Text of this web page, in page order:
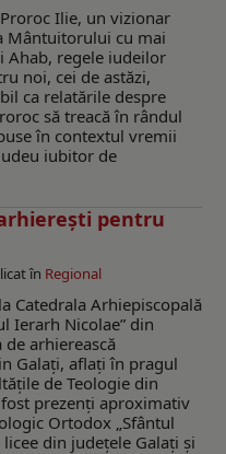
Ilie, un vizionar
Mântuitorului cu mai
Ahab, regele iudeilor
noi, cei de astăzi,
ca relatările despre
să treacă în rândul
în contextul vremii
iubitor de
pentru
în Regional
Catedrala Arhiepiscopală
Ierarh Nicolae” din
arhierească
Galați, aflați în pragul
de Teologie din
prezenți aproximativ
Ortodox „Sfântul
din județele Galați și